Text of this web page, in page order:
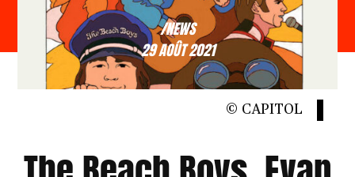
/NEWS
29 AOÛT 2021
© CAPITOL